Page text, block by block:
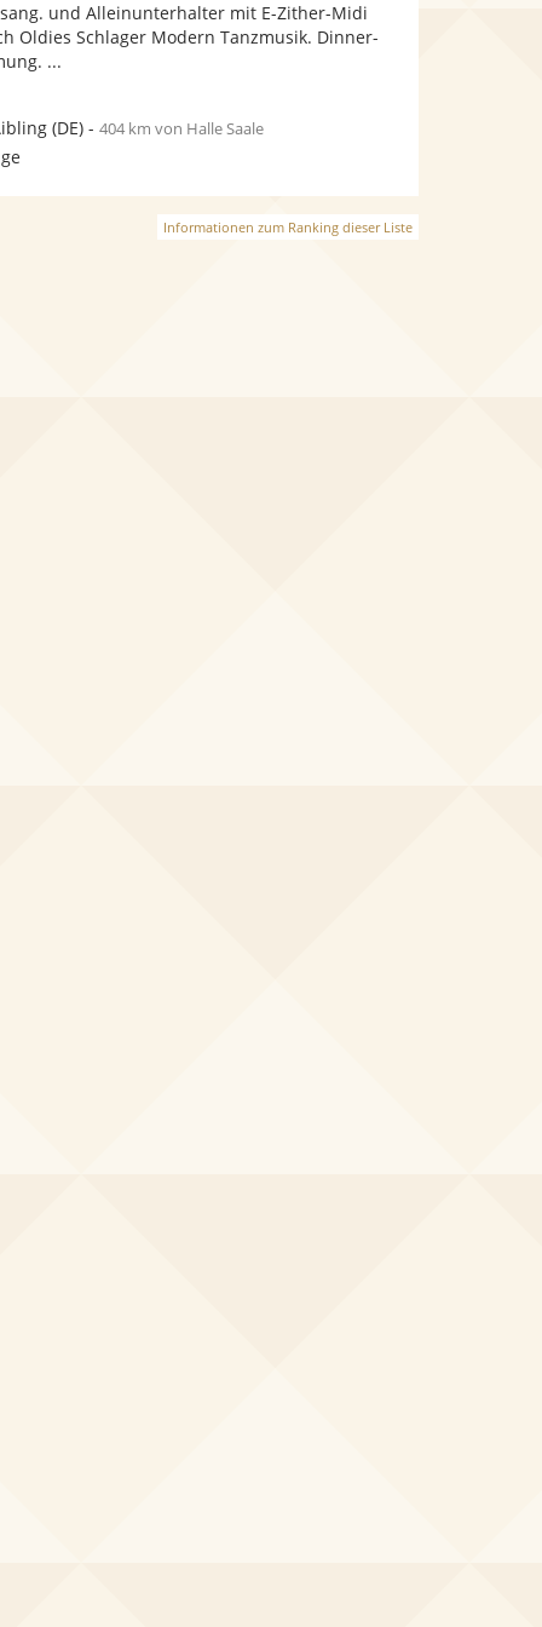
bereit.
und Alleinunterhalter mit E-Zither-Midi
Oldies Schlager Modern Tanzmusik. Dinner-
...
(DE)- 404 km von Halle Saale
Informationen zum Ranking dieser Liste